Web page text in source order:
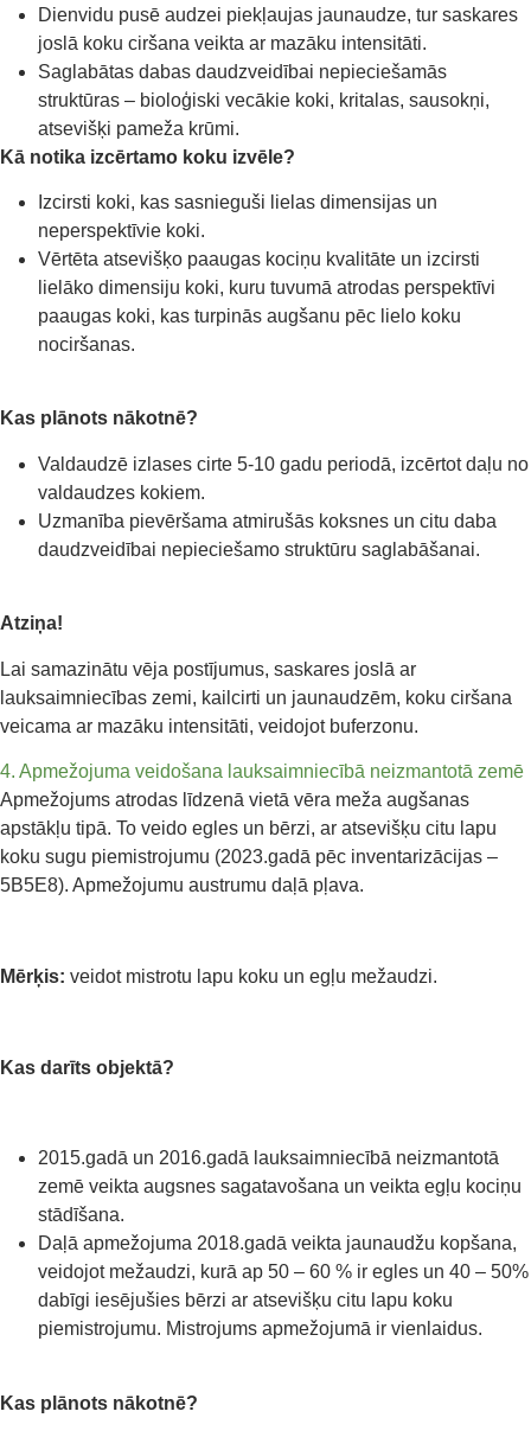
Dienvidu pusē audzei piekļaujas jaunaudze, tur saskares
joslā koku ciršana veikta ar mazāku intensitāti.
Saglabātas dabas daudzveidībai nepieciešamās
struktūras – bioloģiski vecākie koki, kritalas, sausokņi,
atsevišķi pameža krūmi.
Kā notika izcērtamo koku izvēle?
Izcirsti koki, kas sasnieguši lielas dimensijas un
neperspektīvie koki.
Vērtēta atsevišķo paaugas kociņu kvalitāte un izcirsti
lielāko dimensiju koki, kuru tuvumā atrodas perspektīvi
paaugas koki, kas turpinās augšanu pēc lielo koku
nociršanas.
Kas plānots nākotnē?
Valdaudzē izlases cirte 5-10 gadu periodā, izcērtot daļu no
valdaudzes kokiem.
Uzmanība pievēršama atmirušās koksnes un citu daba
daudzveidībai nepieciešamo struktūru saglabāšanai.
Atziņa!
Lai samazinātu vēja postījumus, saskares joslā ar
lauksaimniecības zemi, kailcirti un jaunaudzēm, koku ciršana
veicama ar mazāku intensitāti, veidojot buferzonu.
4. Apmežojuma veidošana lauksaimniecībā neizmantotā zemē
Apmežojums atrodas līdzenā vietā vēra meža augšanas
apstākļu tipā. To veido egles un bērzi, ar atsevišķu citu lapu
koku sugu piemistrojumu (2023.gadā pēc inventarizācijas –
5B5E8). Apmežojumu austrumu daļā pļava.
Mērķis: veidot mistrotu lapu koku un egļu mežaudzi.
Kas darīts objektā?
2015.gadā un 2016.gadā lauksaimniecībā neizmantotā
zemē veikta augsnes sagatavošana un veikta egļu kociņu
stādīšana.
Daļā apmežojuma 2018.gadā veikta jaunaudžu kopšana,
veidojot mežaudzi, kurā ap 50 – 60 % ir egles un 40 – 50%
dabīgi iesējušies bērzi ar atsevišķu citu lapu koku
piemistrojumu. Mistrojums apmežojumā ir vienlaidus.
Kas plānots nākotnē?